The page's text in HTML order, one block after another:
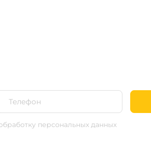
персональных данных